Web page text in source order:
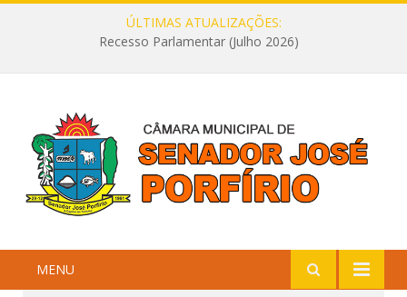
ÚLTIMAS ATUALIZAÇÕES:
Recesso Parlamentar (Julho 2026)
MENU